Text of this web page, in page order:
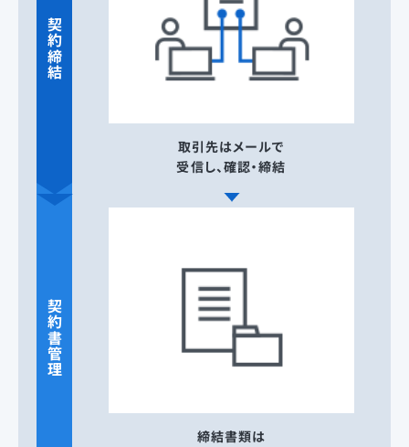
契約締結
取引先はメールで
受信し、確認・締結
契約書管理
締結書類は